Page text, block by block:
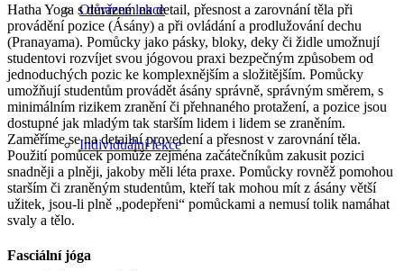
Otevřené lekce
Individuální lekce
Hatha Yoga s důrazem na detail, přesnost a zarovnání těla při
provádění pozice (Ásány) a při ovládání a prodlužování dechu
(Pranayama). Pomůcky jako pásky, bloky, deky či židle umožnují
studentovi rozvíjet svou jógovou praxi bezpečným způsobem od
jednoduchých pozic ke komplexnějším a složitějším. Pomůcky
umožňují studentům provádět ásány správně, správným směrem, s
minimálním rizikem zranění či přehnaného protažení, a pozice jsou
dostupné jak mladým tak starším lidem i lidem se zraněním.
Zaměříme se na detailní provedení a přesnost v zarovnání těla.
Použití pomůcek pomůže zejména začátečníkům zakusit pozici
snadněji a plněji, jakoby měli léta praxe. Pomůcky rovněž pomohou
starším či zraněným studentům, kteří tak mohou mít z ásány větší
užitek, jsou-li plně „podepřeni“ pomůckami a nemusí tolik namáhat
svaly a tělo.
Fasciální jóga